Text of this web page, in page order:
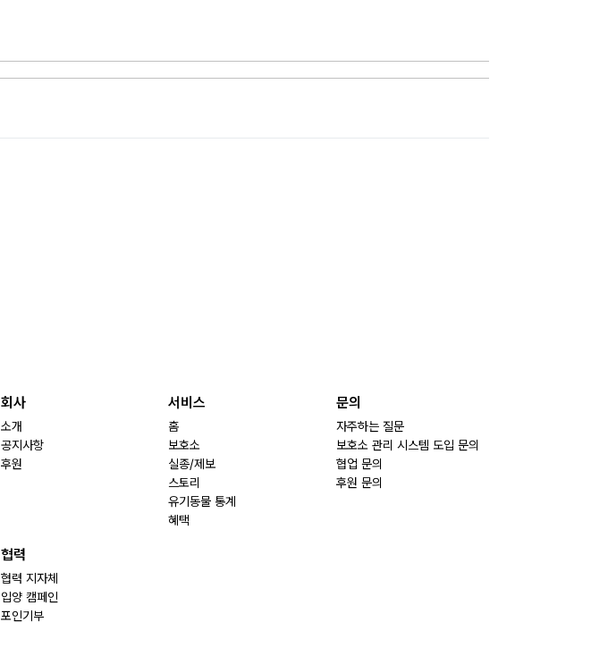
회사
소개
공지사항
후원
서비스
홈
보호소
실종/제보
스토리
유기동물 통계
혜택
문의
자주하는 질문
보호소 관리 시스템 도입 문의
협업 문의
후원 문의
협력
협력 지자체
입양 캠페인
포인기부